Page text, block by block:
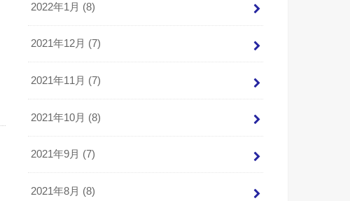
2022年1月 (8)
2021年12月 (7)
2021年11月 (7)
2021年10月 (8)
2021年9月 (7)
2021年8月 (8)